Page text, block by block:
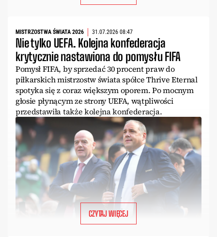
MISTRZOSTWA ŚWIATA 2026 31.07.2026 08:47
Nie tylko UEFA. Kolejna konfederacja
krytycznie nastawiona do pomysłu FIFA
Pomysł FIFA, by sprzedać 30 procent praw do
piłkarskich mistrzostw świata spółce Thrive Eternal
spotyka się z coraz większym oporem. Po mocnym
głosie płynącym ze strony UEFA, wątpliwości
przedstawiła także kolejna konfederacja.
CZYTAJ WIĘCEJ